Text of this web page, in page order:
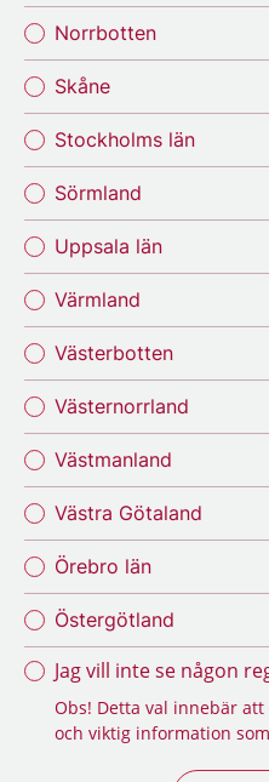
Norrbotten
Skåne
Stockholms län
Sörmland
Uppsala län
Värmland
Västerbotten
Västernorrland
Västmanland
Västra Götaland
Örebro län
Östergötland
Jag vill inte se någon
Obs! Detta val innebär
och viktig information